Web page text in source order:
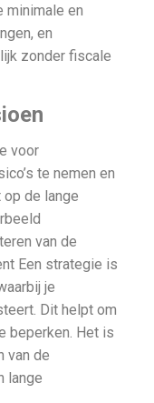
minimale en
en
zonder fiscale
voor
te nemen en
op de lange
van de
Een strategie is
je
Dit helpt om
beperken. Het is
van de
lange